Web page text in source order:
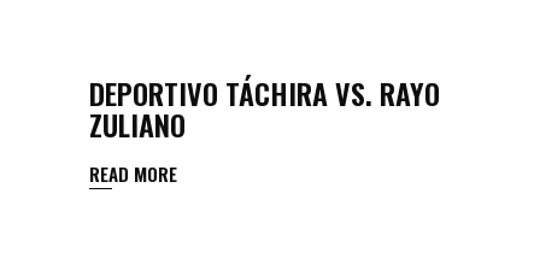
DEPORTIVO TÁCHIRA VS. RAYO
ZULIANO
READ MORE